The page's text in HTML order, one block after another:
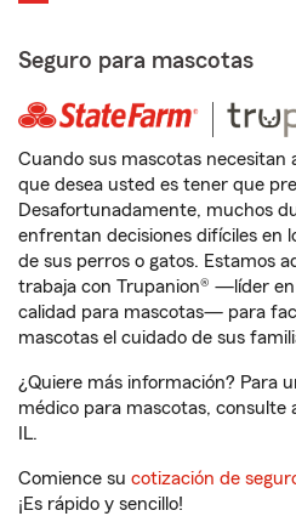
Seguro para mascotas
Cuando sus mascotas necesitan
que desea usted es tener que
Desafortunadamente, muchos
enfrentan decisiones difíciles en
de sus perros o gatos. Estamos
trabaja con Trupanion® —líder
calidad para mascotas— para
mascotas el cuidado de sus
¿Quiere más información? Para
médico para mascotas, consulte
IL.
Comience su cotización de
¡Es rápido y sencillo!